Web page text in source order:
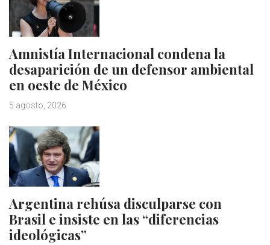
Amnistía Internacional condena la
desaparición de un defensor ambiental
en oeste de México
5 agosto, 2026
Argentina rehúsa disculparse con
Brasil e insiste en las “diferencias
ideológicas”